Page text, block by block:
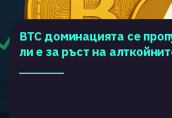
BTC доминацията се
ли е за ръст на